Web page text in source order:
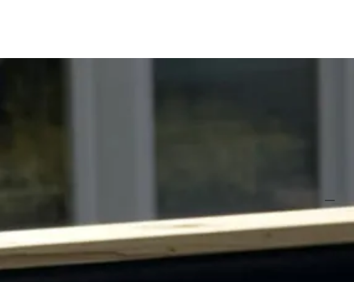
Het is sneller en makkelijker te leggen dan dakleer, blijft soepel en
lekkages nagenoeg onmogelijk zijn.